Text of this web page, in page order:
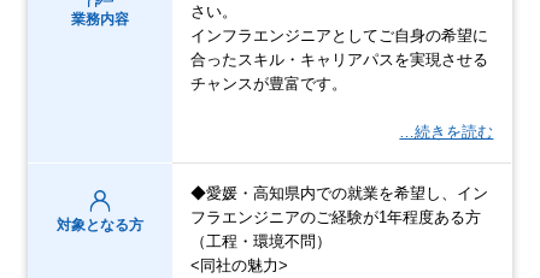
業務内容
さい。
インフラエンジニアとしてご自身の希望に
合ったスキル・キャリアパスを実現させる
チャンスが豊富です。
…続きを読む
対象となる方
◆愛媛・高知県内での就業を希望し、イン
フラエンジニアのご経験が1年程度ある方
（工程・環境不問）
<同社の魅力>